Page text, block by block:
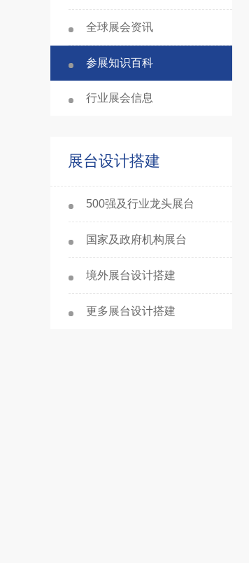
全球展会资讯
参展知识百科
行业展会信息
展台设计搭建
500强及行业龙头展台
国家及政府机构展台
境外展台设计搭建
更多展台设计搭建